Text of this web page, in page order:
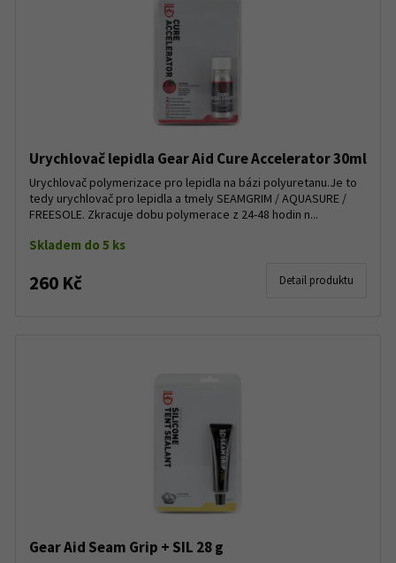
Urychlovač lepidla Gear Aid Cure Accelerator 30ml
Urychlovač polymerizace pro lepidla na bázi polyuretanu.Je to
tedy urychlovač pro lepidla a tmely SEAMGRIM / AQUASURE /
FREESOLE. Zkracuje dobu polymerace z 24-48 hodin n...
Skladem do 5 ks
260 Kč Detail produktu
Gear Aid Seam Grip + SIL 28 g